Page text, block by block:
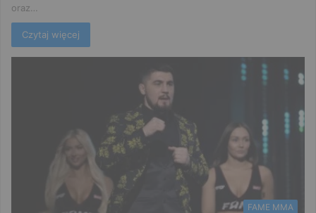
oraz…
Czytaj więcej
FAME MMA